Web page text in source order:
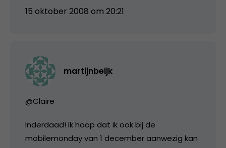
15 oktober 2008 om 20:21
martijnbeijk
@Claire
Inderdaad! Ik hoop dat ik ook bij de
mobilemonday van 1 december aanwezig kan